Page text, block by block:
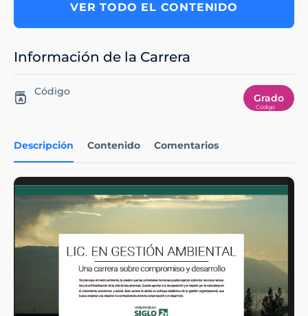
Descripción Contenido Comentarios
VER TODO EL CONTENIDO
Información de la Carrera
Código
Grado